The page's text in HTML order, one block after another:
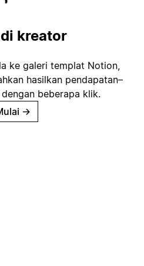
kreator
ke galeri templat Notion,
hasilkan pendapatan–
beberapa klik.
→